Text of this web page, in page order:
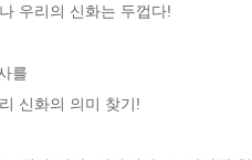
우리의 신화는 두껍다!
를
신화의 의미 찾기!